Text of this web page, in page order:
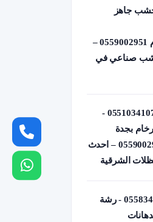
جاهز
شركة تنسيق حدائق الدمام 0559002951 –
صناعي في
دهان ارضيات ايبوكسي بجدة - 0551034107 -
بجدة
مظلات وسواتر الدمام 0559002951 – احدث
الشرقية
دهان واجهات خارجية مكة 0558344890 - رشة